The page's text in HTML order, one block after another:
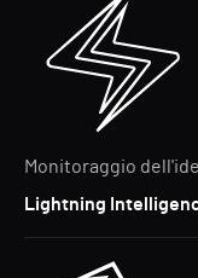
Monitoraggio
Lightning